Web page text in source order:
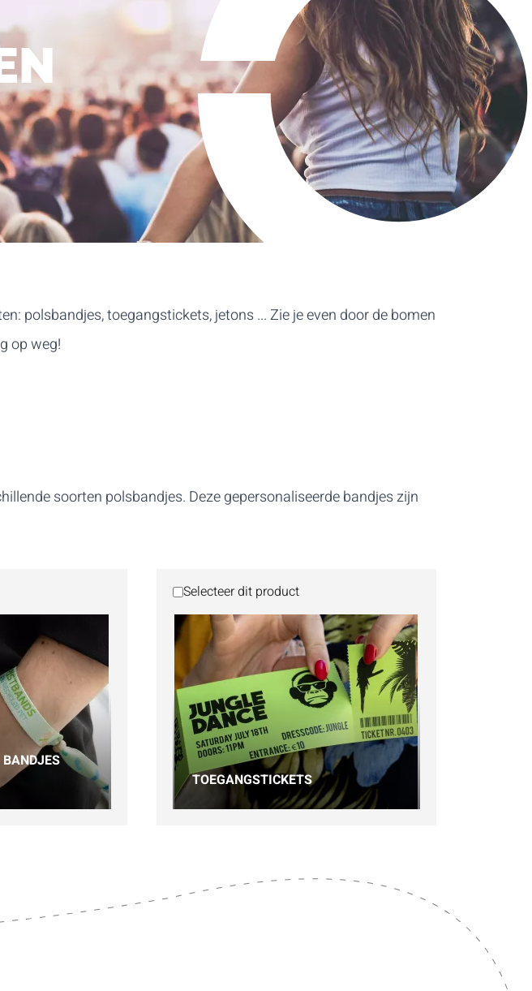
polsbandjes, toegangstickets, jetons ... Zie je even door de bomen
op weg!
soorten polsbandjes. Deze gepersonaliseerde bandjes zijn
BANDJES
Selecteer dit product
TOEGANGSTICKETS